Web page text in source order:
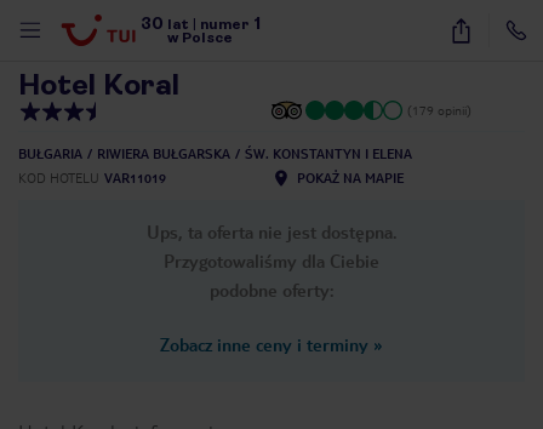
30 lat numer 1
w Polsce
16
Hotel Koral
(179 opinii)
BUŁGARIA RIWIERA BUŁGARSKA
ŚW. KONSTANTYN I ELENA
KOD HOTELU VAR11019 POKAŻ NA MAPIE
Ups, ta oferta nie jest dostępna.
Przygotowaliśmy dla Ciebie
podobne oferty:
Zobacz inne ceny i terminy »